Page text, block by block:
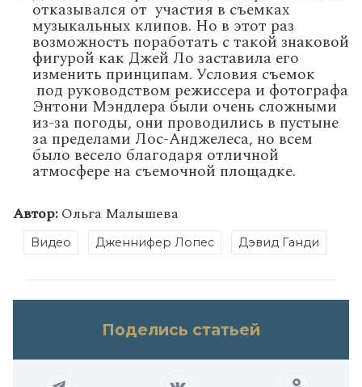
отказывался от участия в съемках
музыкальных клипов. Но в этот раз
возможность поработать с такой знаковой
фигурой как Джей Ло заставила его
изменить принципам. Условия съемок
под руководством режиссера и фотографа
Энтони Мэндлера были очень сложными
из-за погоды, они проводились в пустыне
за пределами Лос-Анджелеса, но всем
было весело благодаря отличной
атмосфере на съемочной площадке.
Автор:Ольга Малышева
Видео Дженнифер Лопес Дэвид Ганди
Поделись статьей